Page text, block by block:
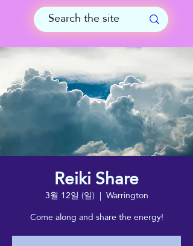
Reiki Share
3월 12일 (일)
  |
Warrington
Come along and share the energy!